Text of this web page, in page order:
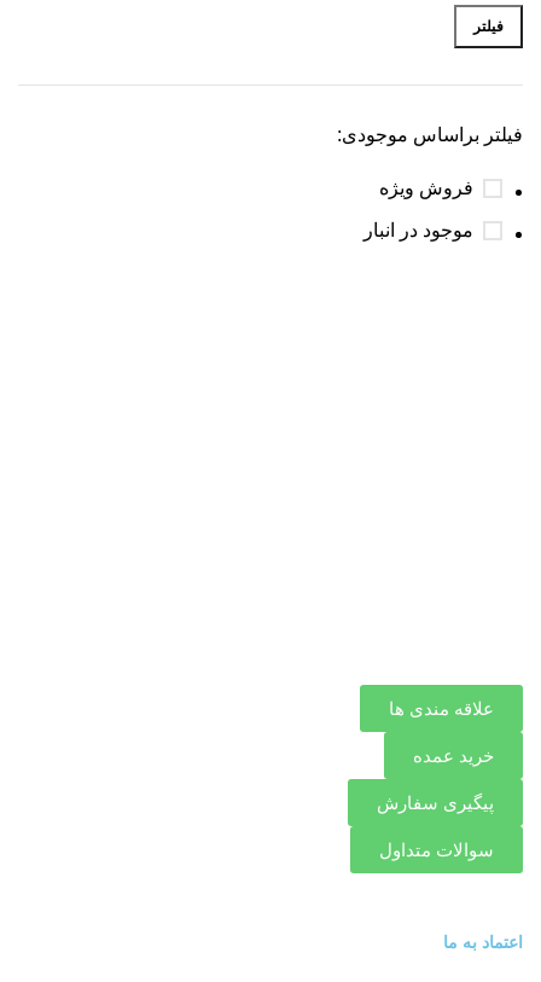
فیلتر
فیلتر براساس موجودی:
فروش ویژه
موجود در انبار
علاقه مندی ها
خرید عمده
پیگیری سفارش
سوالات متداول
اعتماد به ما